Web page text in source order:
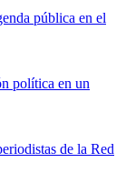
pública en el
política en un
de la Red